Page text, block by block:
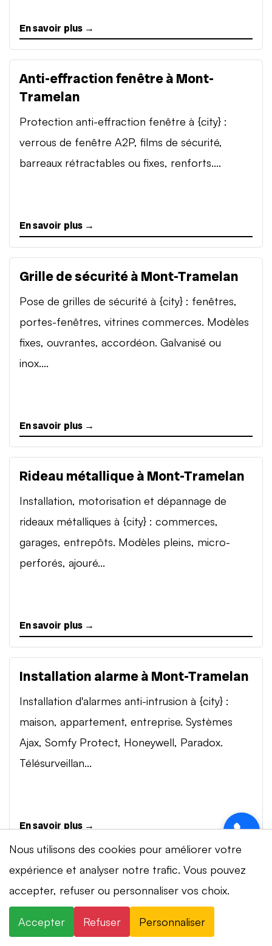
En savoir plus →
Anti-effraction fenêtre à Mont-
Tramelan
Protection anti-effraction fenêtre à {city} :
verrous de fenêtre A2P, films de sécurité,
barreaux rétractables ou fixes, renforts....
En savoir plus →
Grille de sécurité à Mont-Tramelan
Pose de grilles de sécurité à {city} : fenêtres,
portes-fenêtres, vitrines commerces. Modèles
fixes, ouvrantes, accordéon. Galvanisé ou
inox....
En savoir plus →
Rideau métallique à Mont-Tramelan
Installation, motorisation et dépannage de
rideaux métalliques à {city} : commerces,
garages, entrepôts. Modèles pleins, micro-
perforés, ajouré...
En savoir plus →
Installation alarme à Mont-Tramelan
Installation d'alarmes anti-intrusion à {city} :
maison, appartement, entreprise. Systèmes
Ajax, Somfy Protect, Honeywell, Paradox.
Télésurveillan...
En savoir plus →
Vidéosurveillance à Mont-Tramelan
Installation de systèmes de vidéosurveillance à
{city} : caméras IP 4K, visionnage smartphone,
Nous utilisons des cookies pour améliorer votre
expérience et analyser notre trafic. Vous pouvez
accepter, refuser ou personnaliser vos choix.
Accepter Refuser Personnaliser
⚡ Intervention en 20 min· 24h/24 · 7j/7 ·
Devis gratuit
+41 78 319 32 82
WhatsApp